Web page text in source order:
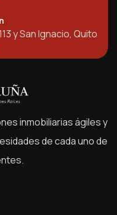
y San Ignacio, Quito
inmobiliarias ágiles y
de cada uno de